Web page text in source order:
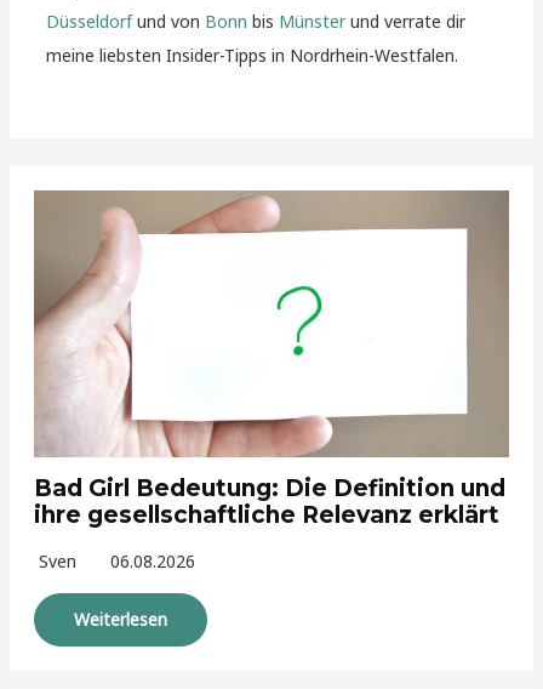
Düsseldorfund von Bonn bis Münsterund verrate dir
meine liebsten Insider-Tipps in Nordrhein-Westfalen.
Bad Girl Bedeutung: Die Definition und
ihre gesellschaftliche Relevanz erklärt
Sven 06.08.2026
Weiterlesen